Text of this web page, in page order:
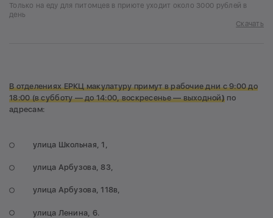
Только на еду для питомцев в приюте уходит около 3000 рублей в
день
Скачать
В отделениях ЕРКЦ макулатуру примутв рабочие дни с 9:00 до
18:00 (в субботу — до 14:00, воскресенье — выходной) по
адресам:
улица Школьная, 1,
улица Арбузова, 83,
улица Арбузова, 118в,
улица Ленина, 6.